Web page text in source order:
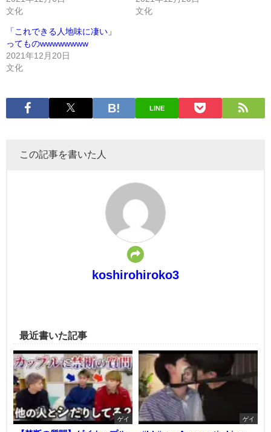
文化
文化
「これできる人地味に凄い」
ってものwwwwwwww
2021年12月20日
文化
LINE
この記事を書いた人
koshirohiroko3
最近書いた記事
ゲイ ゲイ